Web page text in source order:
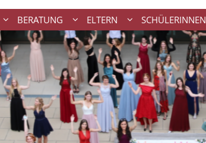
BERATUNG ELTERN SCHÜLERINNEN